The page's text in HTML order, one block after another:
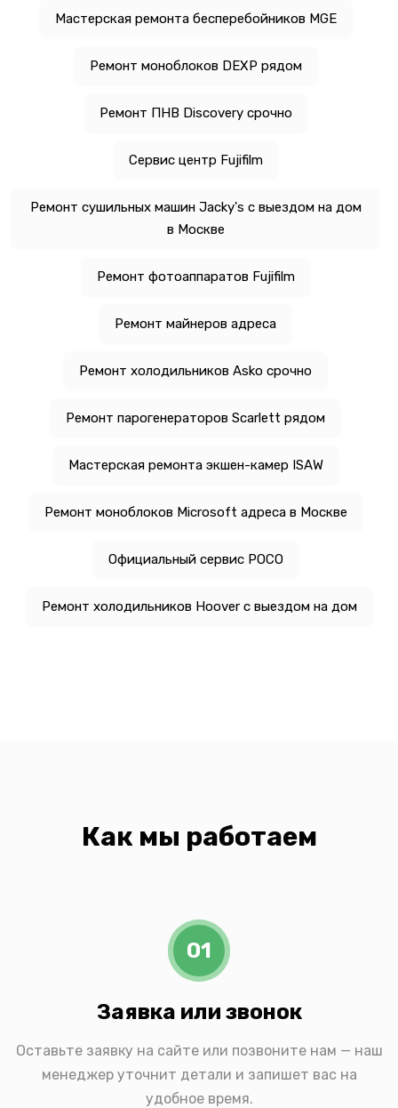
Мастерская ремонта бесперебойников MGE
Ремонт моноблоков DEXP рядом
Ремонт ПНВ Discovery срочно
Сервис центр Fujifilm
Ремонт сушильных машин Jacky's с выездом на дом
в Москве
Ремонт фотоаппаратов Fujifilm
Ремонт майнеров адреса
Ремонт холодильников Asko срочно
Ремонт парогенераторов Scarlett рядом
Мастерская ремонта экшен-камер ISAW
Ремонт моноблоков Microsoft адреса в Москве
Официальный сервис POCO
Ремонт холодильников Hoover с выездом на дом
Как мы работаем
01
Заявка или звонок
Оставьте заявку на сайте или позвоните нам — наш
менеджер уточнит детали и запишет вас на
удобное время.